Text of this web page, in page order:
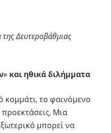
της Δευτεροβάθμιας
και ηθικά διλήμματα
κομμάτι, το φαινόμενο
προεκτάσεις. Μια
μπορεί να